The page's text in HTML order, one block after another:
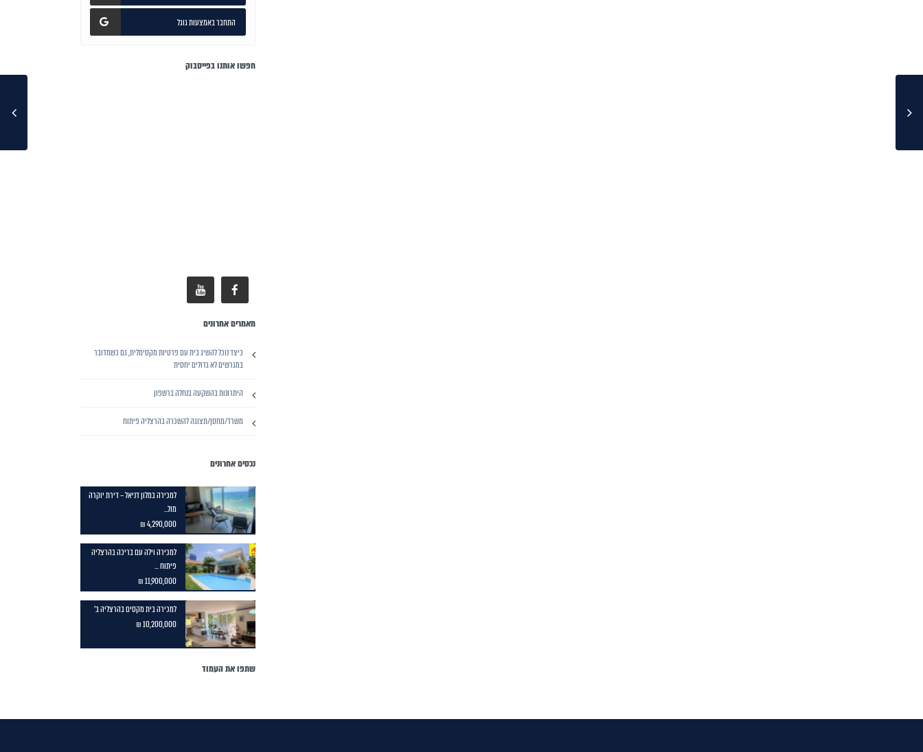
התחבר באמצעות גוגל
חפשו אותנו בפייסבוק
מאמרים אחרונים
כיצד נוכל להשיג בית עם פרטיות מקסימלית, גם כשמדובר
במגרשים לא גדולים יחסית
היתרונות בהשקעה בנחלה ברשפון
משרד/מחסן/תצוגה להשכרה בהרצליה פיתוח
נכסים אחרונים
למכירה במלון דניאל – דירת יוקרה
מול...
4,290,000 ₪
למכירה וילה עם בריכה בהרצליה
פיתוח ...
11,900,000 ₪
למכירה בית מקסים בהרצליה ב'
10,200,000 ₪
שתפו את העמוד